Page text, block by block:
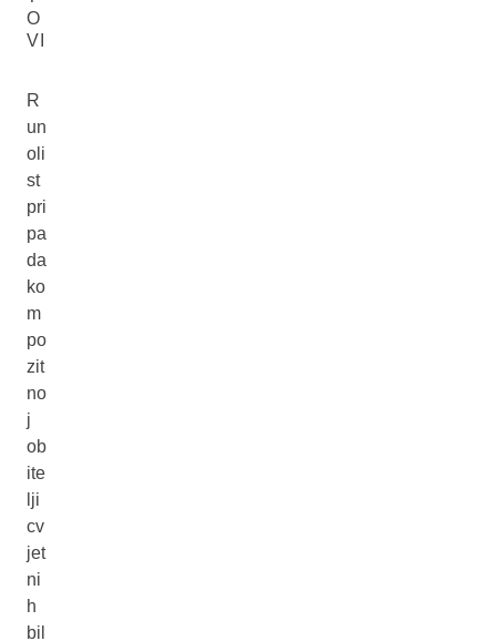
O
VI
R
un
oli
st
pri
pa
da
ko
m
po
zit
no
j
ob
ite
lji
cv
jet
ni
h
bil